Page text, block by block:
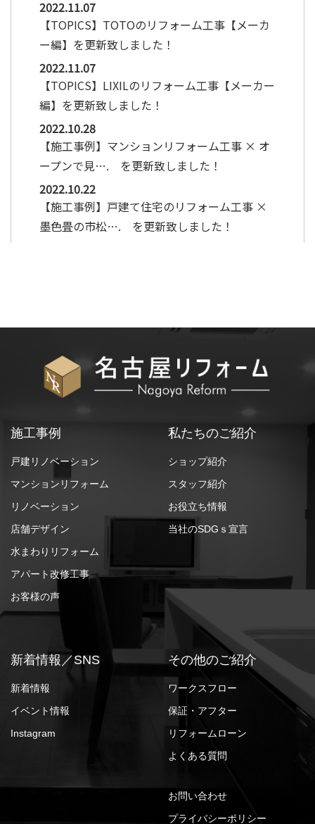
2022.11.07
【TOPICS】TOTOのリフォーム工事【メーカ
ー編】を更新致しました！
2022.11.07
【TOPICS】LIXILのリフォーム工事【メーカー
編】を更新致しました！
2022.10.28
【施工事例】マンションリフォーム工事 × オ
ープンで見…. を更新致しました！
2022.10.22
【施工事例】戸建て住宅のリフォーム工事 ×
墨色畳の市松…. を更新致しました！
施工事例
戸建リノベーション
マンションリフォーム
リノベーション
店舗デザイン
水まわりリフォーム
アパート改修工事
お客様の声
私たちのご紹介
ショップ紹介
スタッフ紹介
お役立ち情報
当社のSDGｓ宣言
新着情報／SNS
新着情報
イベント情報
Instagram
その他のご紹介
ワークスフロー
保証・アフター
リフォームローン
よくある質問
お問い合わせ
プライバシーポリシー